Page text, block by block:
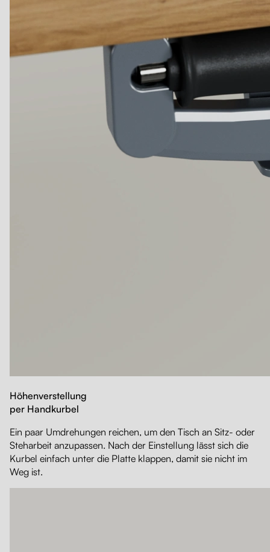
Höhenverstellung
per Handkurbel
Ein paar Umdrehungen reichen, um den Tisch an Sitz- oder
Steharbeit anzupassen. Nach der Einstellung lässt sich die
Kurbel einfach unter die Platte klappen, damit sie nicht im
Weg ist.